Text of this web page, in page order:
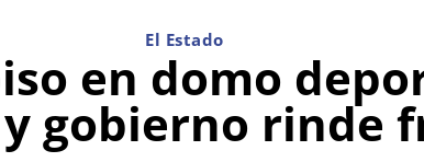
El Estado
en domo
gobierno rinde